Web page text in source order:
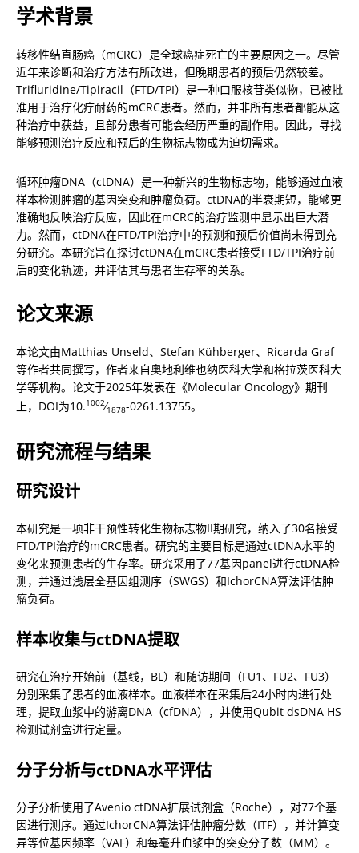
学术背景
转移性结直肠癌（mCRC）是全球癌症死亡的主要原因之一。尽管
近年来诊断和治疗方法有所改进，但晚期患者的预后仍然较差。
Trifluridine/Tipiracil（FTD/TPI）是一种口服核苷类似物，已被批
准用于治疗化疗耐药的mCRC患者。然而，并非所有患者都能从这
种治疗中获益，且部分患者可能会经历严重的副作用。因此，寻找
能够预测治疗反应和预后的生物标志物成为迫切需求。
循环肿瘤DNA（ctDNA）是一种新兴的生物标志物，能够通过血液
样本检测肿瘤的基因突变和肿瘤负荷。ctDNA的半衰期短，能够更
准确地反映治疗反应，因此在mCRC的治疗监测中显示出巨大潜
力。然而，ctDNA在FTD/TPI治疗中的预测和预后价值尚未得到充
分研究。本研究旨在探讨ctDNA在mCRC患者接受FTD/TPI治疗前
后的变化轨迹，并评估其与患者生存率的关系。
论文来源
本论文由Matthias Unseld、Stefan Kühberger、Ricarda Graf
等作者共同撰写，作者来自奥地利维也纳医科大学和格拉茨医科大
学等机构。论文于2025年发表在《Molecular Oncology》期刊
上，DOI为10.1002⁄1878-0261.13755。
研究流程与结果
研究设计
本研究是一项非干预性转化生物标志物II期研究，纳入了30名接受
FTD/TPI治疗的mCRC患者。研究的主要目标是通过ctDNA水平的
变化来预测患者的生存率。研究采用了77基因panel进行ctDNA检
测，并通过浅层全基因组测序（SWGS）和IchorCNA算法评估肿
瘤负荷。
样本收集与ctDNA提取
研究在治疗开始前（基线，BL）和随访期间（FU1、FU2、FU3）
分别采集了患者的血液样本。血液样本在采集后24小时内进行处
理，提取血浆中的游离DNA（cfDNA），并使用Qubit dsDNA HS
检测试剂盒进行定量。
分子分析与ctDNA水平评估
分子分析使用了Avenio ctDNA扩展试剂盒（Roche），对77个基
因进行测序。通过IchorCNA算法评估肿瘤分数（ITF），并计算变
异等位基因频率（VAF）和每毫升血浆中的突变分子数（MM）。